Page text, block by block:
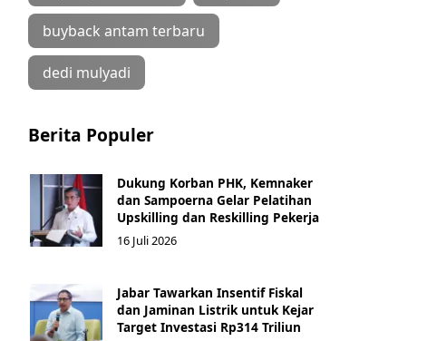
buyback antam terbaru
dedi mulyadi
Berita Populer
Dukung Korban PHK, Kemnaker
dan Sampoerna Gelar Pelatihan
Upskilling dan Reskilling Pekerja
16 Juli 2026
Jabar Tawarkan Insentif Fiskal
dan Jaminan Listrik untuk Kejar
Target Investasi Rp314 Triliun